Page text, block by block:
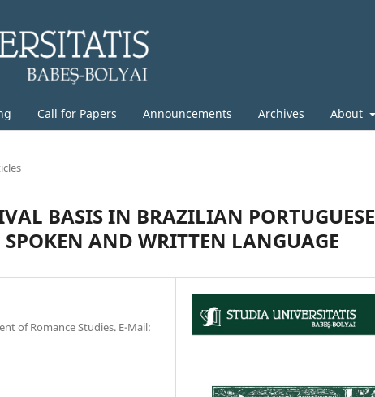
Call for Papers Announcements Archives About
BASIS IN BRAZILIAN PORTUGUESE
AND WRITTEN LANGUAGE
of Romance Studies. E-Mail: